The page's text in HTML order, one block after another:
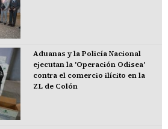
Aduanas y la Policía Nacional
ejecutan la 'Operación Odisea'
contra el comercio ilícito en la
ZL de Colón